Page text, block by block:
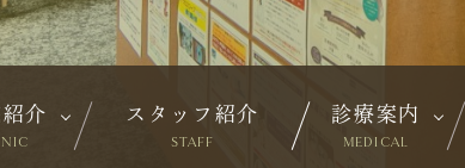
介 スタッフ紹介
STAFF
診療案内
MEDICAL